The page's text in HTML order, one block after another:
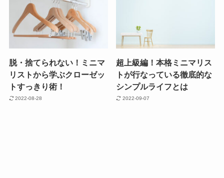
脱・捨てられない！ミニマ
リストから学ぶクローゼッ
トすっきり術！
2022-08-28
超上級編！本格ミニマリス
トが行なっている徹底的な
シンプルライフとは
2022-09-07